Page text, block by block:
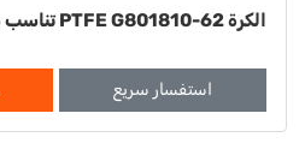
الكرة PTFE G801810-62 تناسب مضخات ديبا DL80
استفسار سريع